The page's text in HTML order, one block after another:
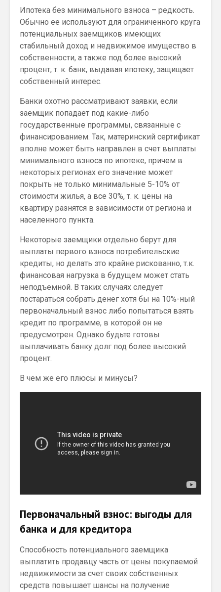
Ипотека без минимального взноса – редкость.
Обычно ее используют для ограниченного круга
потенциальных заемщиков имеющих
стабильный доход и недвижимое имущество в
собственности, а также под более высокий
процент, т. к. банк, выдавая ипотеку, защищает
собственный интерес.
Банки охотно рассматривают заявки, если
заемщик попадает под какие-либо
государственные программы, связанные с
финансированием. Так, материнский сертификат
вполне может быть направлен в счет выплаты
минимального взноса по ипотеке, причем в
некоторых регионах его значение может
покрыть не только минимальные 5-10% от
стоимости жилья, а все 30%, т. к. цены на
квартиру разнятся в зависимости от региона и
населенного пункта.
Некоторые заемщики отдельно берут для
выплаты первого взноса потребительские
кредиты, но делать это крайне рискованно, т.к.
финансовая нагрузка в будущем может стать
неподъемной. В таких случаях следует
постараться собрать денег хотя бы на 10%-ный
первоначальный взнос либо попытаться взять
кредит по программе, в которой он не
предусмотрен. Однако будьте готовы
выплачивать банку долг под более высокий
процент.
В чем же его плюсы и минусы?
Первоначальный взнос: выгоды для
банка и для кредитора
Способность потенциального заемщика
выплатить продавцу часть от цены покупаемой
недвижимости за счет своих собственных
средств повышает шансы на получение